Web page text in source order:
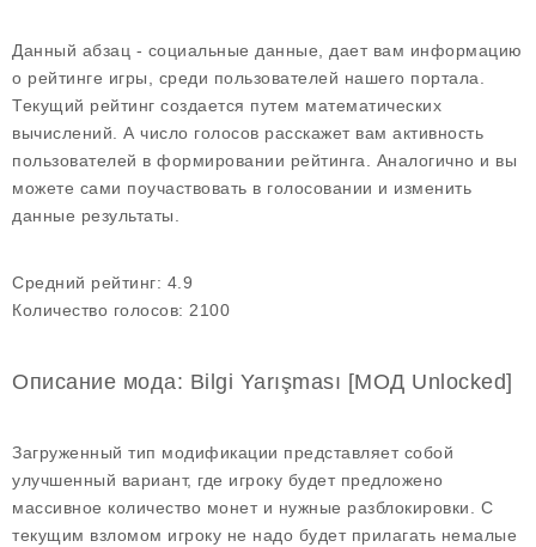
Данный абзац - социальные данные, дает вам информацию
о рейтинге игры, среди пользователей нашего портала.
Текущий рейтинг создается путем математических
вычислений. А число голосов расскажет вам активность
пользователей в формировании рейтинга. Аналогично и вы
можете сами поучаствовать в голосовании и изменить
данные результаты.
Средний рейтинг: 4.9
Количество голосов: 2100
Описание мода: Bilgi Yarışması [МОД Unlocked]
Загруженный тип модификации представляет собой
улучшенный вариант, где игроку будет предложено
массивное количество монет и нужные разблокировки. С
текущим взломом игроку не надо будет прилагать немалые